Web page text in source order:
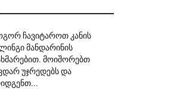
ჩავიტაროთ კანის
მანდარინის
მოიშორებთ
უჯრედებს და